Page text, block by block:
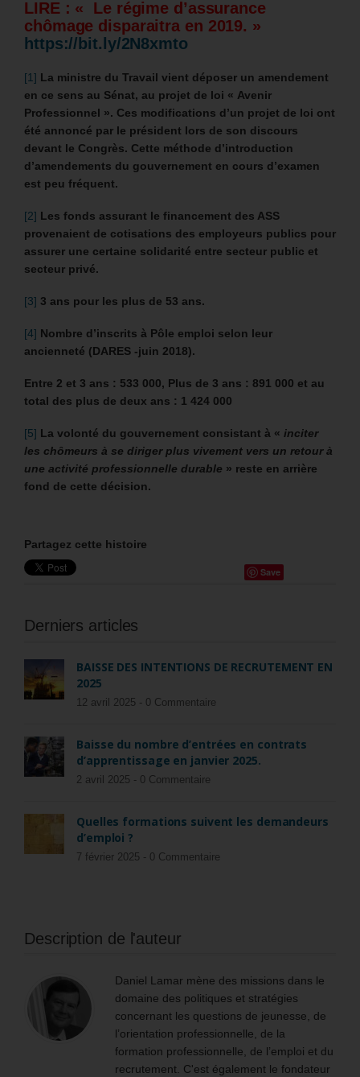
LIRE : « Le régime d’assurance
chômage disparaitra en 2019. »
https://bit.ly/2N8xmto
[1] La ministre du Travail vient déposer un amendement
en ce sens au Sénat, au projet de loi « Avenir
Professionnel ». Ces modifications d’un projet de loi ont
été annoncé par le président lors de son discours
devant le Congrès. Cette méthode d’introduction
d’amendements du gouvernement en cours d’examen
est peu fréquent.
[2] Les fonds assurant le financement des ASS
provenaient de cotisations des employeurs publics pour
assurer une certaine solidarité entre secteur public et
secteur privé.
[3] 3 ans pour les plus de 53 ans.
[4] Nombre d’inscrits à Pôle emploi selon leur
ancienneté (DARES -juin 2018).
Entre 2 et 3 ans : 533 000, Plus de 3 ans : 891 000 et au
total des plus de deux ans : 1 424 000
[5] La volonté du gouvernement consistant à « inciter
les chômeurs à se diriger plus vivement vers un retour à
une activité professionnelle durable » reste en arrière
fond de cette décision.
Partagez cette histoire
Save
Derniers articles
BAISSE DES INTENTIONS DE RECRUTEMENT EN
2025
12 avril 2025 - 0 Commentaire
Baisse du nombre d’entrées en contrats
d’apprentissage en janvier 2025.
2 avril 2025 - 0 Commentaire
Quelles formations suivent les demandeurs
d’emploi ?
7 février 2025 - 0 Commentaire
Description de l'auteur
Daniel Lamar mène des missions dans le
domaine des politiques et stratégies
concernant les questions de jeunesse, de
l’orientation professionnelle, de la
formation professionnelle, de l’emploi et du
recrutement. C'est également le fondateur